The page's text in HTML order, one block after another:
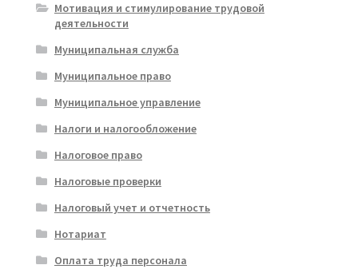
Мотивация и стимулирование трудовой
деятельности
Муниципальная служба
Муниципальное право
Муниципальное управление
Налоги и налогообложение
Налоговое право
Налоговые проверки
Налоговый учет и отчетность
Нотариат
Оплата труда персонала